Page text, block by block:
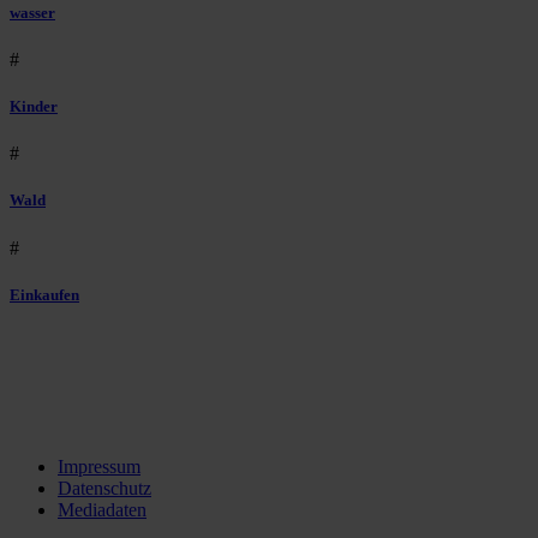
wasser
#
Kinder
#
Wald
#
Einkaufen
Impressum
Datenschutz
Mediadaten